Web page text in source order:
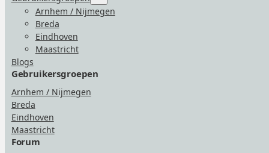
for
“Gebruikersgroepen”
Arnhem / Nijmegen
Breda
Eindhoven
Maastricht
Blogs
Gebruikersgroepen
Arnhem / Nijmegen
Breda
Eindhoven
Maastricht
Forum